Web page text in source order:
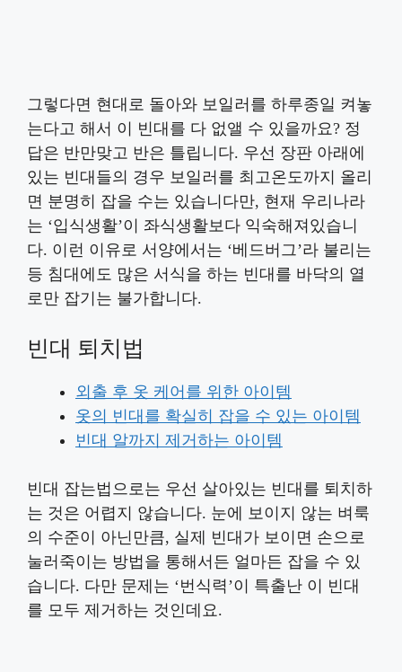
그렇다면 현대로 돌아와 보일러를 하루종일 켜놓
는다고 해서 이 빈대를 다 없앨 수 있을까요? 정
답은 반만맞고 반은 틀립니다. 우선 장판 아래에
있는 빈대들의 경우 보일러를 최고온도까지 올리
면 분명히 잡을 수는 있습니다만, 현재 우리나라
는 ‘입식생활’이 좌식생활보다 익숙해져있습니
다. 이런 이유로 서양에서는 ‘베드버그’라 불리는
등 침대에도 많은 서식을 하는 빈대를 바닥의 열
로만 잡기는 불가합니다.
빈대 퇴치법
외출 후 옷 케어를 위한 아이템
옷의 빈대를 확실히 잡을 수 있는 아이템
빈대 알까지 제거하는 아이템
빈대 잡는법으로는 우선 살아있는 빈대를 퇴치하
는 것은 어렵지 않습니다. 눈에 보이지 않는 벼룩
의 수준이 아닌만큼, 실제 빈대가 보이면 손으로
눌러죽이는 방법을 통해서든 얼마든 잡을 수 있
습니다. 다만 문제는 ‘번식력’이 특출난 이 빈대
를 모두 제거하는 것인데요.